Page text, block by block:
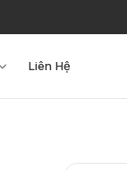
Liên Hệ